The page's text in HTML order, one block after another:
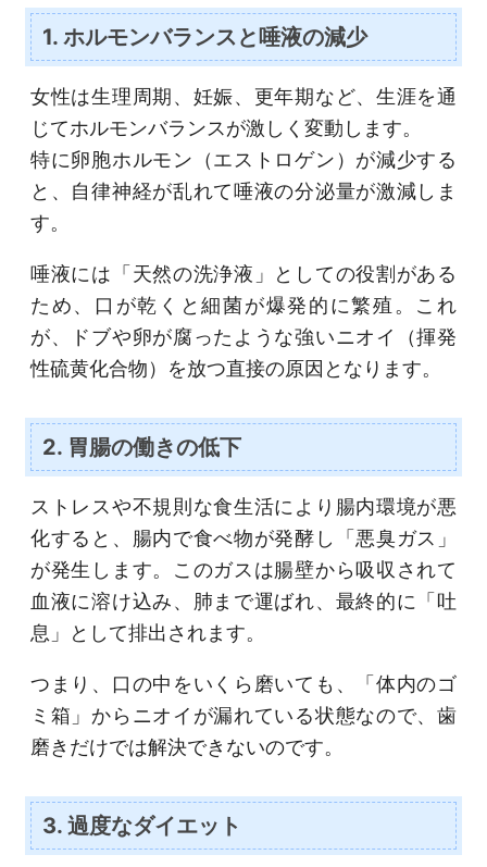
1. ホルモンバランスと唾液の減少
女性は生理周期、妊娠、更年期など、生涯を通
じてホルモンバランスが激しく変動します。
特に卵胞ホルモン（エストロゲン）が減少する
と、自律神経が乱れて唾液の分泌量が激減しま
す。
唾液には「天然の洗浄液」としての役割がある
ため、口が乾くと細菌が爆発的に繁殖。これ
が、ドブや卵が腐ったような強いニオイ（揮発
性硫黄化合物）を放つ直接の原因となります。
2. 胃腸の働きの低下
ストレスや不規則な食生活により腸内環境が悪
化すると、腸内で食べ物が発酵し「悪臭ガス」
が発生します。このガスは腸壁から吸収されて
血液に溶け込み、肺まで運ばれ、最終的に「吐
息」として排出されます。
つまり、口の中をいくら磨いても、「体内のゴ
ミ箱」からニオイが漏れている状態なので、歯
磨きだけでは解決できないのです。
3. 過度なダイエット